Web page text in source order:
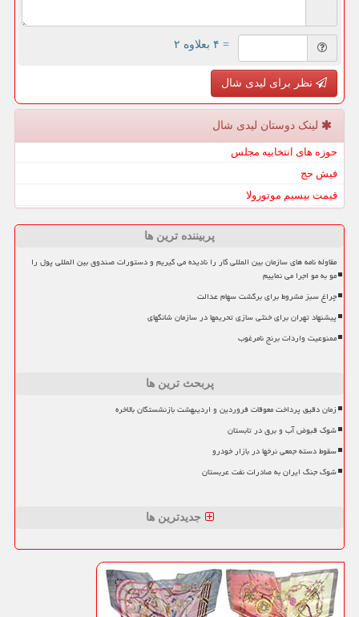
= ۴ بعلاوه ۲
نظر برای لیدی شال
لینک دوستان لیدی شال
حوزه های انتخابیه مجلس
فیش حج
قیمت بیسیم موتورولا
پربیننده ترین ها
مقاوله نامه های سازمان بین المللی کار را نادیده می گیریم و دستورات صندوق بین المللی پول را
مو به مو اجرا می نماییم
چراغ سبز مشروط برای برگشت سهام عدالت
پیشنهاد تهران برای خنثی سازی تحریمها در سازمان شانگهای
ممنوعیت واردات برنج نامرغوب
پربحث ترین ها
زمان دقیق پرداخت معوقات فروردین و اردیبهشت بازنشستگان بالاخره
شوک قبوض آب و برق در تابستان
سقوط دسته جمعی نرخها در بازار خودرو
شوک جنگ ایران به صادرات نفت عربستان
جدیدترین ها